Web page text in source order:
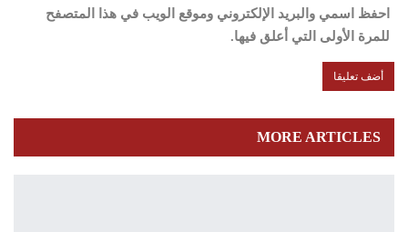
احفظ اسمي والبريد الإلكتروني وموقع الويب في هذا المتصفح
للمرة الأولى التي أعلق فيها.
MORE ARTICLES